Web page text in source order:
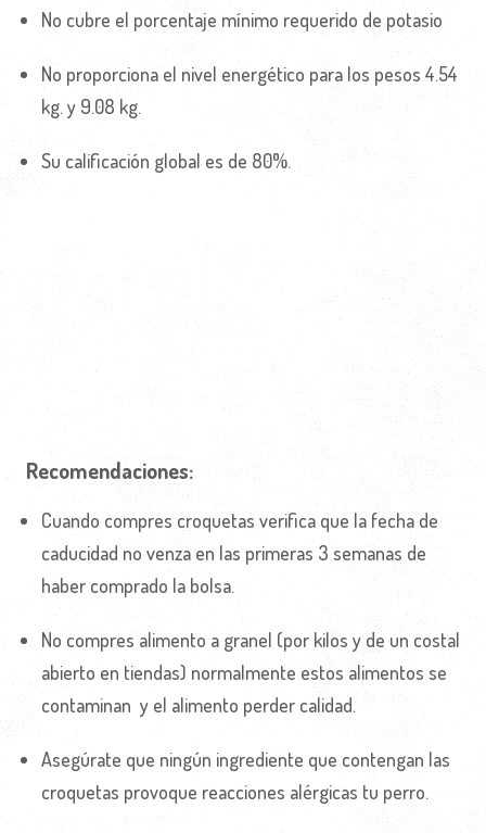
No cubre el porcentaje mínimo requerido de potasio
No proporciona el nivel energético para los pesos 4.54
kg. y 9.08 kg.
Su calificación global es de 80%.
Recomendaciones:
Cuando compres croquetas verifica que la fecha de
caducidad no venza en las primeras 3 semanas de
haber comprado la bolsa.
No compres alimento a granel (por kilos y de un costal
abierto en tiendas) normalmente estos alimentos se
contaminan y el alimento perder calidad.
Asegúrate que ningún ingrediente que contengan las
croquetas provoque reacciones alérgicas tu perro.